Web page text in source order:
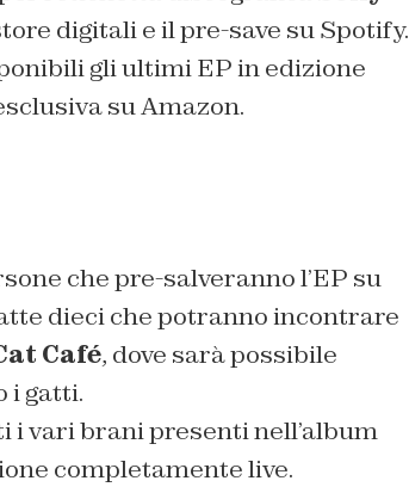
digitali e il pre-save su Spotify.
gli ultimi EP in edizione
su Amazon.
che pre-salveranno l’EP su
dieci che potranno incontrare
Café, dove sarà possibile
i gatti.
i vari brani presenti nell’album
completamente live.